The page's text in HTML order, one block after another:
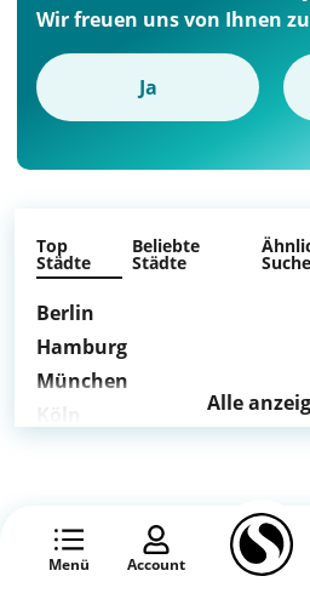
Menü Account
Wir freuen uns von Ihnen
Ja
Top
Städte
Beliebte
Städte
Berlin
Hamburg
München
Essen
Alle